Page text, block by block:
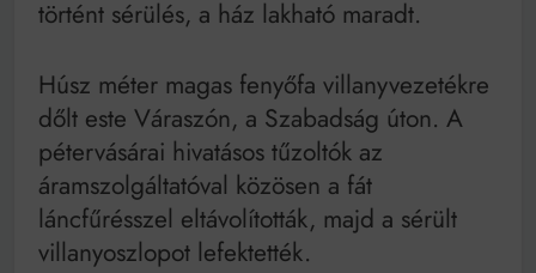
történt sérülés, a ház lakható maradt.
Húsz méter magas fenyőfa villanyvezetékre
dőlt este Váraszón, a Szabadság úton. A
pétervásárai hivatásos tűzoltók az
áramszolgáltatóval közösen a fát
láncfűrésszel eltávolították, majd a sérült
villanyoszlopot lefektették.